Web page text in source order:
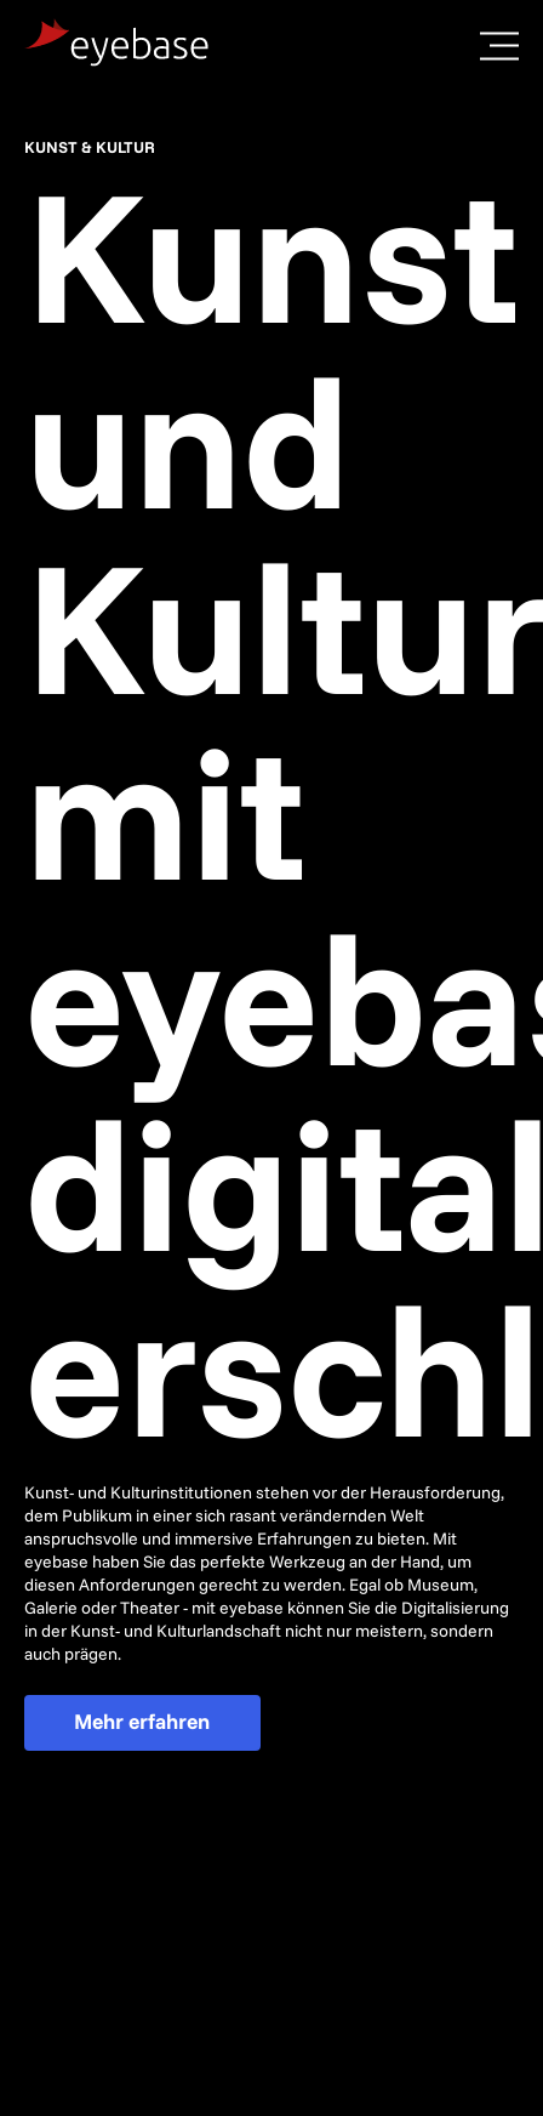
KUNST & KULTUR
Kunst
und
mit
Kunst- und Kulturinstitutionen stehen vor der Herausforderung,
dem Publikum in einer sich rasant verändernden Welt
anspruchsvolle und immersive Erfahrungen zu bieten. Mit
eyebase haben Sie das perfekte Werkzeug an der Hand, um
diesen Anforderungen gerecht zu werden. Egal ob Museum,
Galerie oder Theater - mit eyebase können Sie die Digitalisierung
in der Kunst- und Kulturlandschaft nicht nur meistern, sondern
auch prägen.
Mehr erfahren